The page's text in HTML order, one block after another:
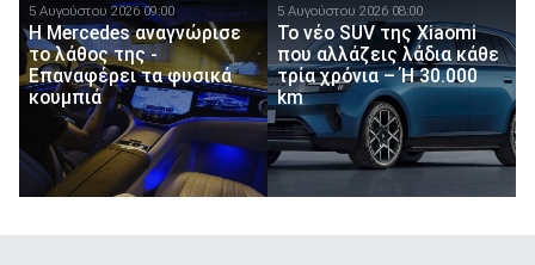
5 Αυγούστου 2026 09:00
Η Mercedes αναγνώρισε
το λάθος της -
Επαναφέρει τα φυσικά
κουμπιά
5 Αυγούστου 2026 08:00
Το νέο SUV της Xiaomi
που αλλάζεις λάδια κάθε
τρία χρόνια – Ή 30.000
km